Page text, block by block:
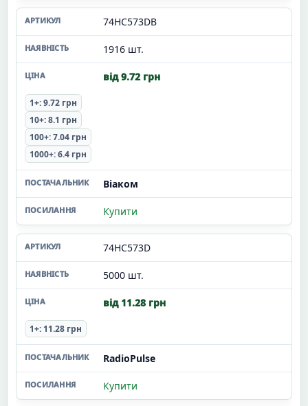
74HC573DB
1916 шт.
від 9.72 грн
1+: 9.72 грн
10+: 8.1 грн
100+: 7.04 грн
1000+: 6.4 грн
Віаком
Купити
74HC573D
5000 шт.
від 11.28 грн
1+: 11.28 грн
RadioPulse
Купити